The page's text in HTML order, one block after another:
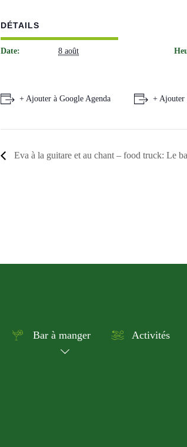
+ Ajouter à Google Agenda + Ajouter
DÉTAILS
Date: 8 août
Eva à la guitare et au chant – food truck: Le
Bar à manger Activités